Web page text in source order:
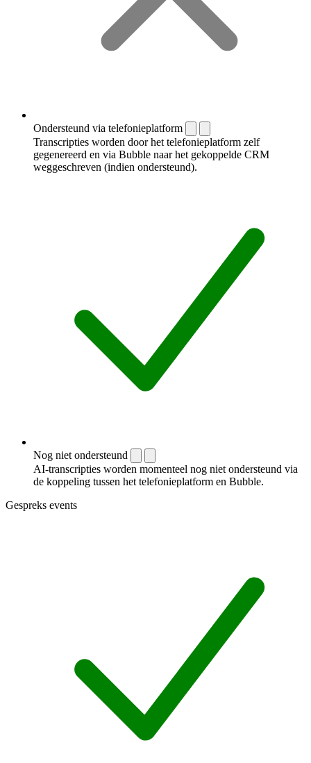
Ondersteund via telefonieplatform
Transcripties worden door het telefonieplatform zelf
gegenereerd en via Bubble naar het gekoppelde CRM
weggeschreven (indien ondersteund).
Nog niet ondersteund
AI-transcripties worden momenteel nog niet ondersteund via
de koppeling tussen het telefonieplatform en Bubble.
Gespreks events